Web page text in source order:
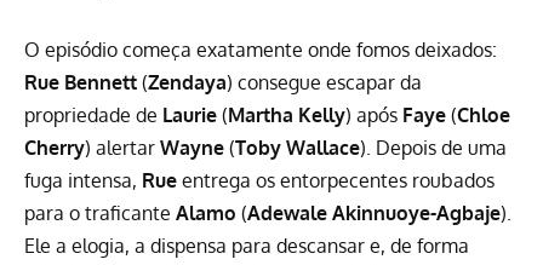
O episódio começa exatamente onde fomos deixados:
Rue Bennett (Zendaya) consegue escapar da
propriedade de Laurie (Martha Kelly) após Faye (Chloe
Cherry) alertar Wayne (Toby Wallace). Depois de uma
fuga intensa, Rue entrega os entorpecentes roubados
para o traficante Alamo (Adewale Akinnuoye-Agbaje).
Ele a elogia, a dispensa para descansar e, de forma